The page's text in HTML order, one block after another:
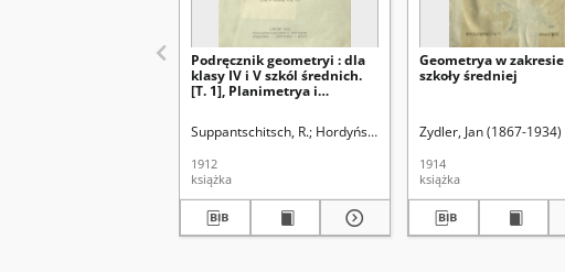
Podręcznik geometryi : dla
klasy IV i V szkól średnich.
[T. 1], Planimetrya i
Suppantschitsch, R. Hordyński, Ludwik. Tł.
1912
książka
Geometrya w zakresie
szkoły średniej
Zydler, Jan (1867-1934)
1914
książka